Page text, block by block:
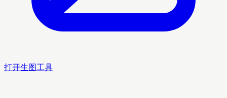
打开生图工具